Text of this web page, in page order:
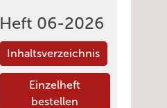
Heft 06-2026
Inhaltsverzeichnis
Einzelheft
bestellen